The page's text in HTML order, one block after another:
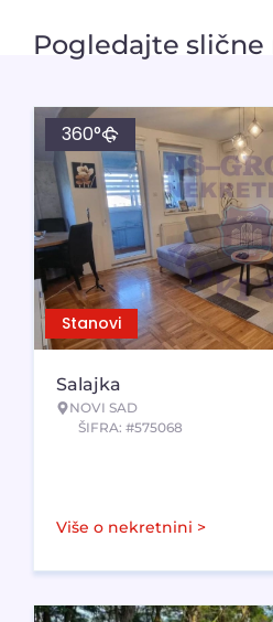
Pogledajte
Stanovi
360°
Salajka
NOVI SAD
ŠIFRA: #575068
Više o nekretnini >